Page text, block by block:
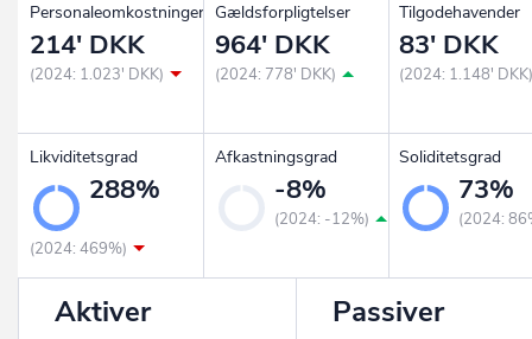
Personaleomkostninger
214' DKK
(2024: 1.023' DKK)
Gældsforpligtelser
964' DKK
(2024: 778' DKK)
Tilgodehavender
83' DKK
(2024: 1.148'
Likviditetsgrad
288%
(2024: 469%)
Afkastningsgrad
-8%
(2024: -12%)
Soliditetsgrad
73%
(2024:
Aktiver Passiver